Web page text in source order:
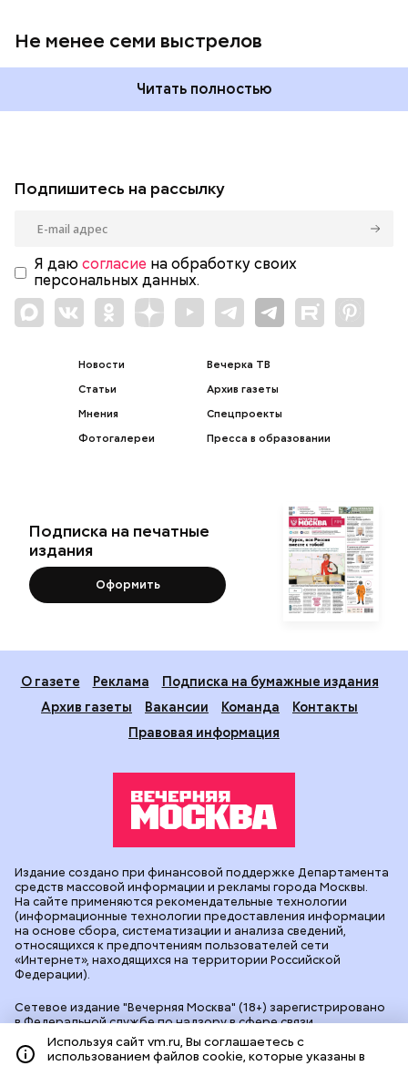
Не менее семи выстрелов
Читать полностью
Подпишитесь на рассылку
Я даю согласие на обработку своих
персональных данных.
Новости
Статьи
Мнения
Фотогалереи
Вечерка ТВ
Архив газеты
Спецпроекты
Пресса в образовании
Подписка на печатные
издания
Оформить
О газете Реклама
Подписка на бумажные издания
Архив газеты
Вакансии Команда
Контакты
Правовая информация
Сетевое издание "Вечерняя Москва" (18+) зарегистрировано
в Федеральной службе по надзору в сфере связи,
информационных технологий и массовых коммуникаций
(Роскомнадзор). Свидетельство о регистрации ЭЛ № ФС 77 -
Издание создано при финансовой поддержке Департамента
средств массовой информации и рекламы города Москвы.
На сайте применяются рекомендательные технологии
(информационные технологии предоставления информации
на основе сбора, систематизации и анализа сведений,
относящихся к предпочтениям пользователей сети
«Интернет», находящихся на территории Российской
Федерации).
Используя сайт vm.ru, Вы соглашаетесь с
использованием файлов cookie, которые указаны в